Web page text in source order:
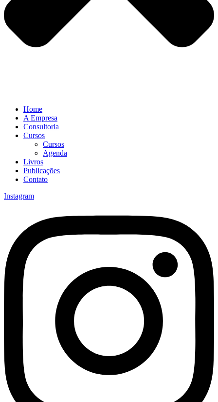
Home
A Empresa
Consultoria
Cursos
Cursos
Agenda
Livros
Publicações
Contato
Instagram